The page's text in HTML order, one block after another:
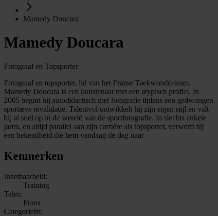
Mamedy Doucara
Mamedy Doucara
Fotograaf en Topsporter
Fotograaf en topsporter, lid van het Franse Taekwondo-team,
Mamedy Doucara is een kunstenaar met een atypisch profiel. In
2005 begint hij autodidactisch met fotografie tijdens een gedwongen
sportieve revalidatie. Talentvol ontwikkelt hij zijn eigen stijl en valt
hij al snel op in de wereld van de sportfotografie. In slechts enkele
jaren, en altijd parallel aan zijn carrière als topsporter, verwerft hij
een bekendheid die hem vandaag de dag naar
Kenmerken
Inzetbaarheid:
Training
Talen:
Frans
Categorieën: